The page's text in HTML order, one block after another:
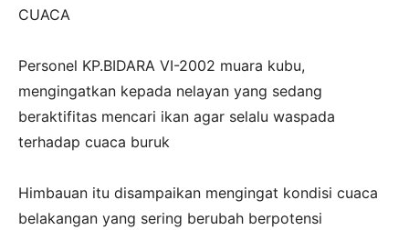
CUACA
‎Personel KP.BIDARA VI-2002 muara kubu,
mengingatkan kepada nelayan yang sedang
beraktifitas mencari ikan agar selalu waspada
terhadap cuaca buruk
‎Himbauan itu disampaikan mengingat kondisi cuaca
belakangan yang sering berubah berpotensi